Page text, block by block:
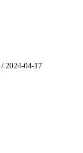
/ 2024-04-17